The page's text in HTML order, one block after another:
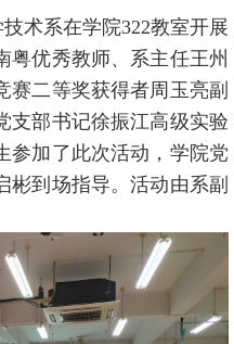
技术系在学院322教室开展
粤优秀教师、系主任王州
赛二等奖获得者周玉亮副
支部书记徐振江高级实验
参加了此次活动，学院党
彬到场指导。活动由系副